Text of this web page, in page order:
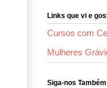
Links que vi e
Cursos com
Mulheres
Siga-nos Também